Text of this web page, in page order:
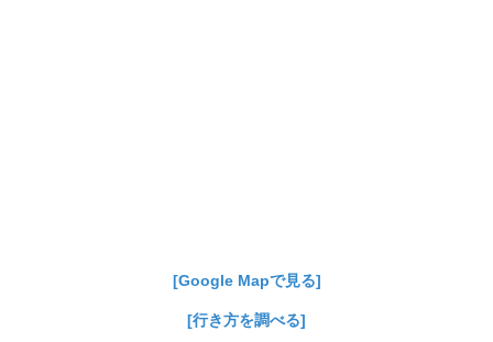
[Google Mapで見る]
[行き方を調べる]